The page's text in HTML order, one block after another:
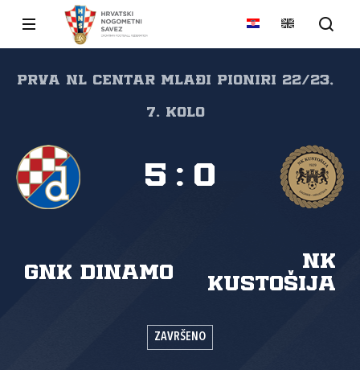
Prva NL Centar mlađi pioniri 22/23,
7. kolo
GNK Dinamo
NK
Kustošija
5 : 0
ZAVRŠENO